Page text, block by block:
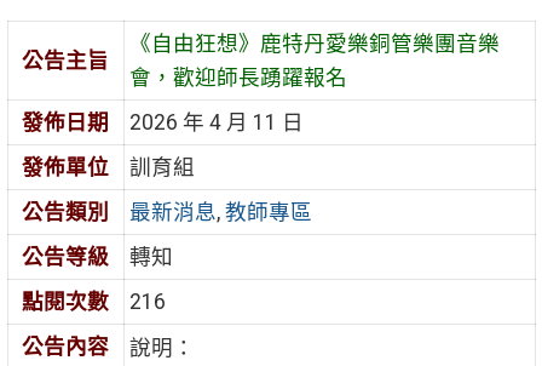
公告主旨
《自由狂想》鹿特丹愛樂銅管樂團音樂
會，歡迎師長踴躍報名
發佈日期
2026 年 4 月 11 日
發佈單位
訓育組
公告類別
最新消息, 教師專區
公告等級
轉知
點閱次數
216
公告內容
說明：